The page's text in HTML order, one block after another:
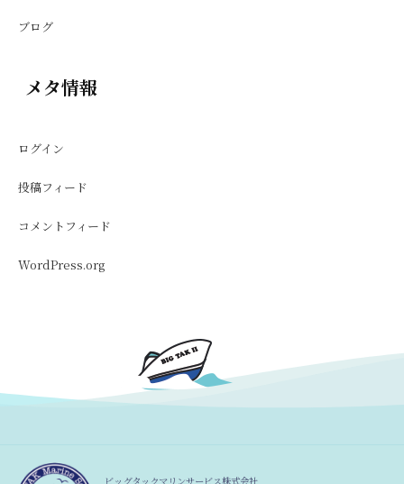
ブログ
メタ情報
ログイン
投稿フィード
コメントフィード
WordPress.org
ビッグタックマリンサービス株式会社